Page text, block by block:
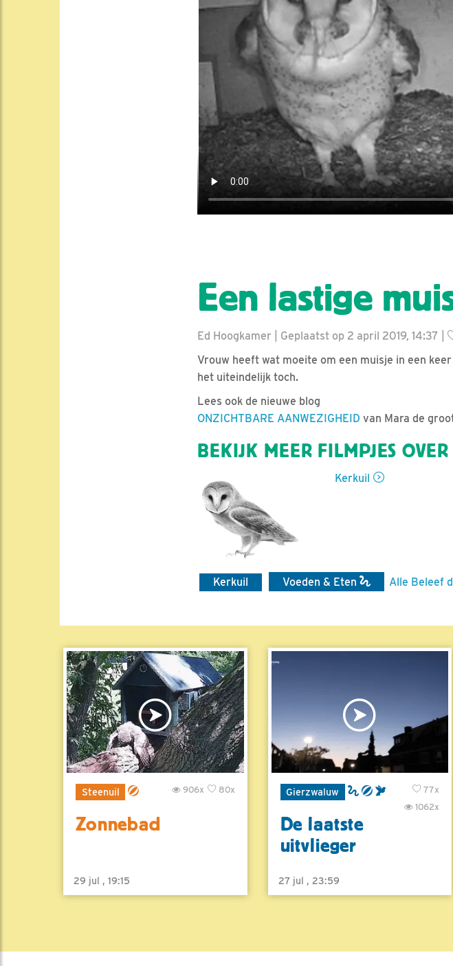
Een lastige
Ed Hoogkamer | Geplaatst op 2 april 2019, 14:37 |
Vrouw heeft wat moeite om een muisje in een
het uiteindelijk toch.
Lees ook de nieuwe blog
ONZICHTBARE AANWEZIGHEID van Mara de
BEKIJK MEER FILMPJES OVER
Kerkuil
Kerkuil Voeden & Eten Alle Beleef
Steenuil 80x
906x
Zonnebad
29 jul , 19:15
Gierzwaluw
77x
1062x
De laatste
uitvlieger
27 jul , 23:59